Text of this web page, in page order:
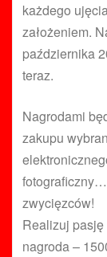
każdego
założeniem.
października
teraz.
Nagrodami
zakupu
zwycięzców!
Realizuj
nagroda –